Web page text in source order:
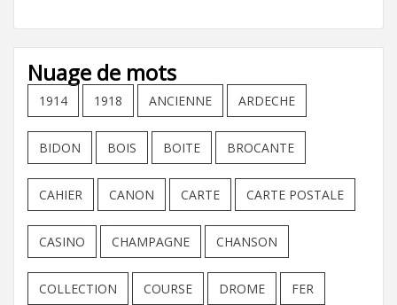
Nuage de mots
1914 1918 ANCIENNE ARDECHE
BIDON BOIS BOITE BROCANTE
CAHIER CANON CARTE CARTE POSTALE
CASINO CHAMPAGNE CHANSON
COLLECTION COURSE DROME FER